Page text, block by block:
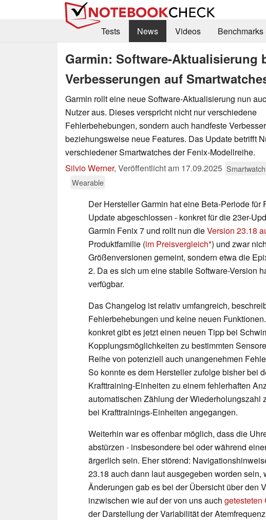
Tests
News Videos Benchmarks
Garmin: Software-Aktualisierung
Verbesserungen auf
Garmin rollt eine neue Software-Aktualisierung nun
Nutzer aus. Dieses verspricht nicht nur verschiedene
Fehlerbehebungen, sondern auch handfeste
beziehungsweise neue Features. Das Update betrifft
verschiedener Smartwatches der Fenix-Modellreihe.
Silvio Werner, Veröffentlicht am 17.09.2025 Smartwatch
Wearable
Der Hersteller Garmin hat eine Beta-Periode für
Update abgeschlossen - konkret für die 23er-
Garmin Fenix 7 und rollt nun dieVersion 23.18
Produktfamilie (im Preisvergleich ) und zwar
Größenversionen gemeint, sondern etwa die
2. Da es sich um eine stabile Software-Version
verfügbar.
Das Changelog ist relativ umfangreich,
Fehlerbehebungen und keine neuen
konkret gibt es jetzt einen neuen Tipp bei
Kopplungsmöglichkeiten zu bestimmten
Reihe von potenziell auch unangenehmen
So konnte es dem Hersteller zufolge bisher bei
Krafttraining-Einheiten zu einem fehlerhaften
automatischen Zählung der
bei Krafttrainings-Einheiten angegangen.
Weiterhin war es offenbar möglich, dass die
abstürzen - insbesondere bei oder während
ärgerlich sein. Eher störend:
23.18 auch dann laut ausgegeben worden
Änderungen gab es bei der Übersicht über den
inzwischen wie auf der von uns auch getesteten
der Darstellung der Variabilität der